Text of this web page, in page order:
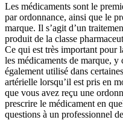
Les médicaments sont le
par ordonnance, ainsi que le
marque. Il s’agit d’un
produit de la classe
Ce qui est très important pour
les médicaments de marque,
également utilisé dans
artérielle lorsqu’il est pris en
que vous avez reçu une
prescrire le médicament en
questions à un professionnel